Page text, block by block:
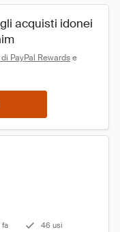
acquisti idonei
PayPal Rewards e
fa
46 usi